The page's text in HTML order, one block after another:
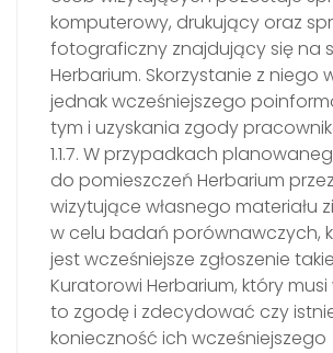
komputerowy, drukujący oraz
fotograficzny znajdujący się na
Herbarium. Skorzystanie z niego
jednak wcześniejszego
tym i uzyskania zgody
1.1.7. W przypadkach
do pomieszczeń Herbarium
wizytujące własnego materiału
w celu badań porównawczych,
jest wcześniejsze zgłoszenie
Kuratorowi Herbarium, który
to zgodę i zdecydować czy
konieczność ich wcześniejszego